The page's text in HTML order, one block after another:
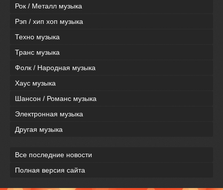
Рок / Металл музыка
Рэп / хип хоп музыка
Техно музыка
Транс музыка
Фолк / Народная музыка
Хаус музыка
Шансон / Романс музыка
Электронная музыка
Другая музыка
Все последние новости
Полная версия сайта